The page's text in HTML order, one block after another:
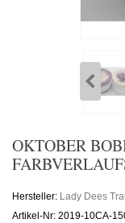
OKTOBER
Hersteller: Lady Dees
Artikel-Nr: 2019-10CA-